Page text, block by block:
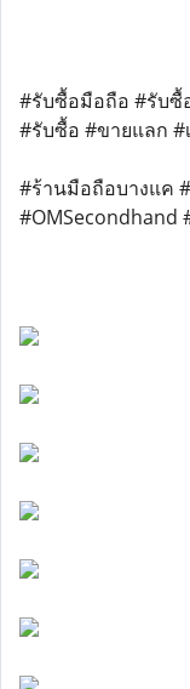
#รับซื้อมือถือ #รับซื้
#รับซื้อ #ขายแลก
#ร้านมือถือบางแค
#OMSecondhand